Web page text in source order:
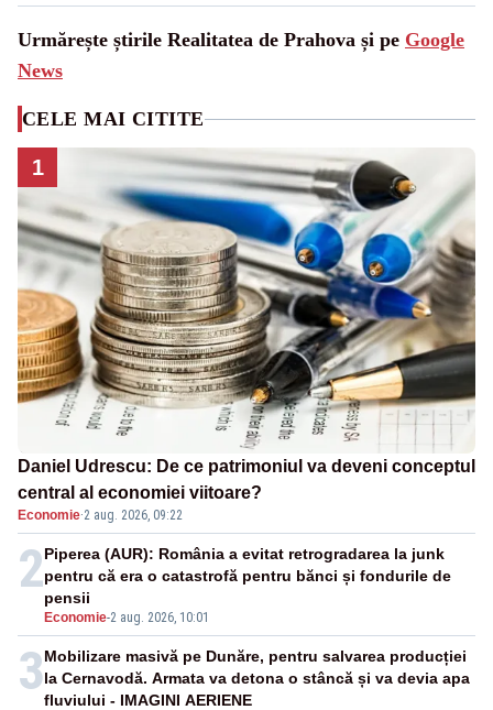
Urmărește știrile Realitatea de Prahova și pe Google
News
CELE MAI CITITE
1
Daniel Udrescu: De ce patrimoniul va deveni conceptul
central al economiei viitoare?
Economie·2 aug. 2026, 09:22
2
Economie-2 aug. 2026, 10:01
Piperea (AUR): România a evitat retrogradarea la junk
pentru că era o catastrofă pentru bănci și fondurile de
pensii
3Mobilizare masivă pe Dunăre, pentru salvarea producției
la Cernavodă. Armata va detona o stâncă și va devia apa
fluviului - IMAGINI AERIENE